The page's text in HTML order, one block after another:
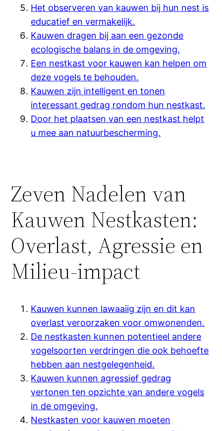
Het observeren van kauwen bij hun nest is
educatief en vermakelijk.
Kauwen dragen bij aan een gezonde
ecologische balans in de omgeving.
Een nestkast voor kauwen kan helpen om
deze vogels te behouden.
Kauwen zijn intelligent en tonen
interessant gedrag rondom hun nestkast.
Door het plaatsen van een nestkast helpt
u mee aan natuurbescherming.
Zeven Nadelen van
Kauwen Nestkasten:
Overlast, Agressie en
Milieu-impact
Kauwen kunnen lawaaiig zijn en dit kan
overlast veroorzaken voor omwonenden.
De nestkasten kunnen potentieel andere
vogelsoorten verdringen die ook behoefte
hebben aan nestgelegenheid.
Kauwen kunnen agressief gedrag
vertonen ten opzichte van andere vogels
in de omgeving.
Nestkasten voor kauwen moeten